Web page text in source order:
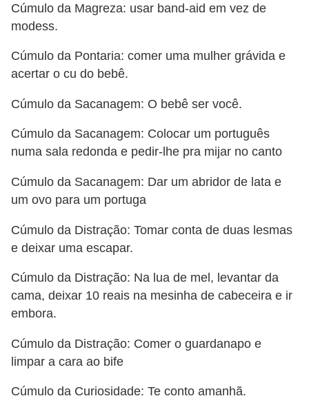
Cúmulo da Magreza: usar band-aid em vez de
modess.
Cúmulo da Pontaria: comer uma mulher grávida e
acertar o cu do bebê.
Cúmulo da Sacanagem: O bebê ser você.
Cúmulo da Sacanagem: Colocar um português
numa sala redonda e pedir-lhe pra mijar no canto
Cúmulo da Sacanagem: Dar um abridor de lata e
um ovo para um portuga
Cúmulo da Distração: Tomar conta de duas lesmas
e deixar uma escapar.
Cúmulo da Distração: Na lua de mel, levantar da
cama, deixar 10 reais na mesinha de cabeceira e ir
embora.
Cúmulo da Distração: Comer o guardanapo e
limpar a cara ao bife
Cúmulo da Curiosidade: Te conto amanhã.
n
i
z
a
ã
o
V
í
d
o
e
T